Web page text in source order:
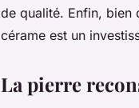
de qualité. Enfin, bien
cérame est un
La pierre